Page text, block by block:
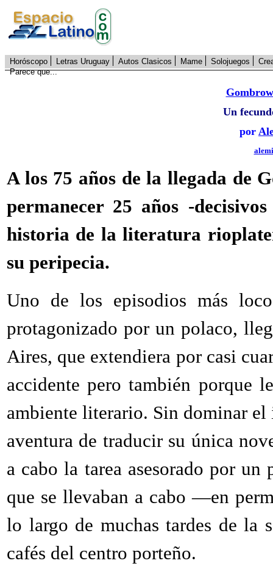
Horóscopo Letras Uruguay Autos Clasicos Mame Solojuegos
Parece que...
Un
por
A los 75 años de la llegada de
permanecer 25 años -
historia de la literatura
su peripecia.
Uno de los episodios más
protagonizado por un polaco,
Aires, que extendiera por casi
accidente pero también porque
ambiente literario. Sin dominar
aventura de traducir su única
a cabo la tarea asesorado por un
que se llevaban a cabo —en
lo largo de muchas tardes de la
cafés del centro porteño.